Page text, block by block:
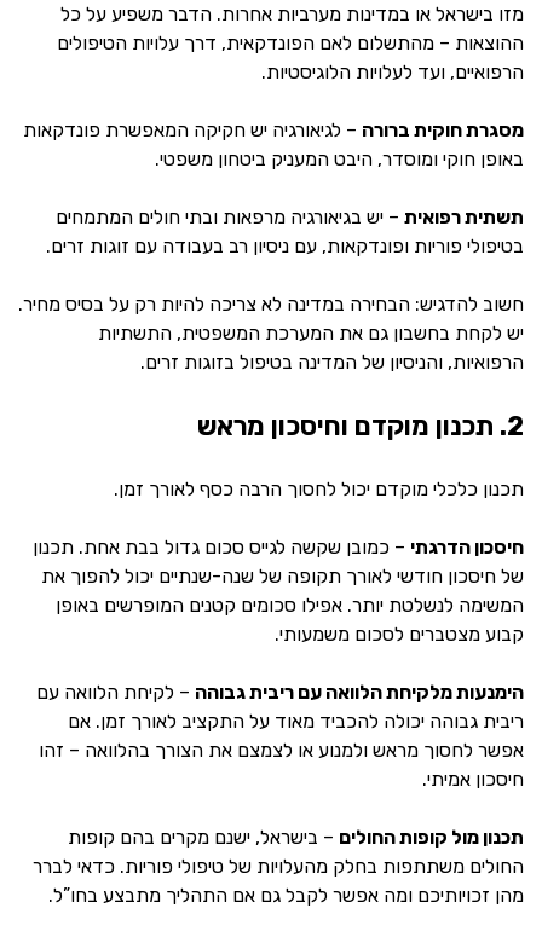
מזו בישראל או במדינות מערביות אחרות. הדבר משפיע על כל
ההוצאות – מהתשלום לאם הפונדקאית, דרך עלויות הטיפולים
הרפואיים, ועד לעלויות הלוגיסטיות.
מסגרת חוקית ברורה – לגיאורגיה יש חקיקה המאפשרת פונדקאות
באופן חוקי ומוסדר, היבט המעניק ביטחון משפטי.
תשתית רפואית – יש בגיאורגיה מרפאות ובתי חולים המתמחים
בטיפולי פוריות ופונדקאות, עם ניסיון רב בעבודה עם זוגות זרים.
חשוב להדגיש: הבחירה במדינה לא צריכה להיות רק על בסיס מחיר.
יש לקחת בחשבון גם את המערכת המשפטית, התשתיות
הרפואיות, והניסיון של המדינה בטיפול בזוגות זרים.
2. תכנון מוקדם וחיסכון מראש
תכנון כלכלי מוקדם יכול לחסוך הרבה כסף לאורך זמן.
חיסכון הדרגתי – כמובן שקשה לגייס סכום גדול בבת אחת. תכנון
של חיסכון חודשי לאורך תקופה של שנה-שנתיים יכול להפוך את
המשימה לנשלטת יותר. אפילו סכומים קטנים המופרשים באופן
קבוע מצטברים לסכום משמעותי.
הימנעות מלקיחת הלוואה עם ריבית גבוהה – לקיחת הלוואה עם
ריבית גבוהה יכולה להכביד מאוד על התקציב לאורך זמן. אם
אפשר לחסוך מראש ולמנוע או לצמצם את הצורך בהלוואה – זהו
חיסכון אמיתי.
תכנון מול קופות החולים – בישראל, ישנם מקרים בהם קופות
החולים משתתפות בחלק מהעלויות של טיפולי פוריות. כדאי לברר
מהן זכויותיכם ומה אפשר לקבל גם אם התהליך מתבצע בחו”ל.